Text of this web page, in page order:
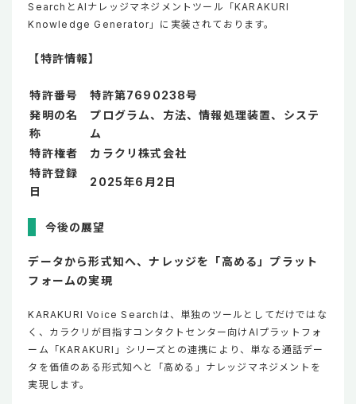
SearchとAIナレッジマネジメントツール「KARAKURI
Knowledge Generator」に実装されております。
【特許情報】
特許番号
特許第7690238号
発明の名
称
プログラム、方法、情報処理装置、システ
ム
特許権者
カラクリ株式会社
特許登録
日
2025年6月2日
今後の展望
データから形式知へ、ナレッジを「高める」プラット
フォームの実現
KARAKURI Voice Searchは、単独のツールとしてだけではな
く、カラクリが目指すコンタクトセンター向けAIプラットフォ
ーム「KARAKURI」シリーズとの連携により、単なる通話デー
タを価値のある形式知へと「高める」ナレッジマネジメントを
実現します。